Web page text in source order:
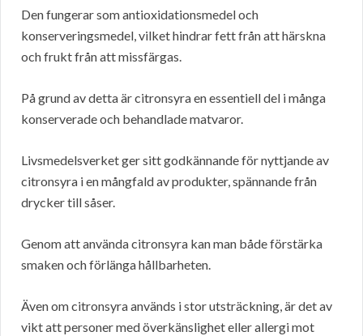
Den fungerar som antioxidationsmedel och
konserveringsmedel, vilket hindrar fett från att härskna
och frukt från att missfärgas.
På grund av detta är citronsyra en essentiell del i många
konserverade och behandlade matvaror.
Livsmedelsverket ger sitt godkännande för nyttjande av
citronsyra i en mångfald av produkter, spännande från
drycker till såser.
Genom att använda citronsyra kan man både förstärka
smaken och förlänga hållbarheten.
Även om citronsyra används i stor utsträckning, är det av
vikt att personer med överkänslighet eller allergi mot